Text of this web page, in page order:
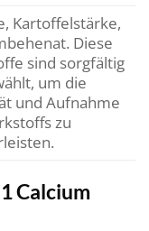
Kartoffelstärke,
Diese
sind sorgfältig
um die
und Aufnahme
zu
Calcium